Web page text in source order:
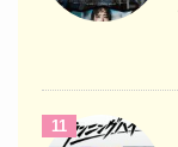
11